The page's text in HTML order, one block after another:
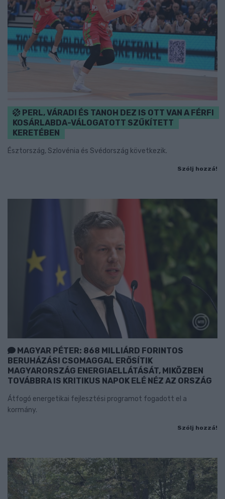
PERL, VÁRADI ÉS TANOH DEZ IS OTT VAN A FÉRFI
KOSÁRLABDA-VÁLOGATOTT SZŰKÍTETT
KERETÉBEN
Észtország, Szlovénia és Svédország következik.
Szólj hozzá!
MAGYAR PÉTER: 868 MILLIÁRD FORINTOS
BERUHÁZÁSI CSOMAGGAL ERŐSÍTIK
MAGYARORSZÁG ENERGIAELLÁTÁSÁT, MIKÖZBEN
TOVÁBBRA IS KRITIKUS NAPOK ELÉ NÉZ AZ ORSZÁG
Átfogó energetikai fejlesztési programot fogadott el a
kormány.
Szólj hozzá!